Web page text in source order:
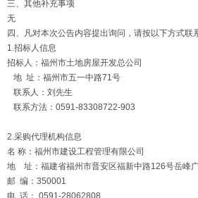
三、其他补充事项
无
四、凡对本次公告内容提出询问，请按以下方式联
1.招标人信息
招标人：福州市土地房屋开发总公司
地 址：福州市五一中路71号
联系人：刘先生
联系方法：0591-83308722-903
2.采购代理机构信息
名 称：福州市建设工程管理
地 址：福建省福州市晋安区福新中路126号岳峰
邮 编：350001
电 话： 0591-28062808